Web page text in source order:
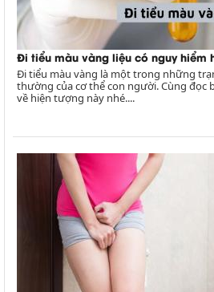
Đi tiểu màu vàng liệu có nguy hiểm
Đi tiểu màu vàng là một trong những
thường của cơ thể con người. Cùng đọc
về hiện tượng này nhé....